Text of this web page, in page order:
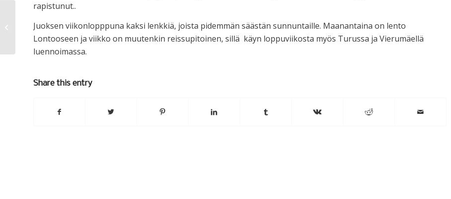
rapistunut..
Juoksen viikonlopppuna kaksi lenkkiä, joista pidemmän säästän sunnuntaille. Maanantaina on lento
Lontooseen ja viikko on muutenkin reissupitoinen, sillä käyn loppuviikosta myös Turussa ja Vierumäellä
luennoimassa.
Share this entry